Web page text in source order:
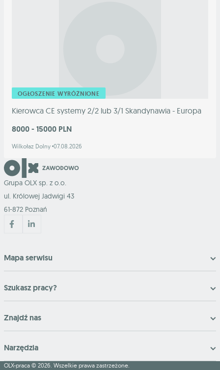
OGŁOSZENIE WYRÓŻNIONE
Kierowca CE systemy 2/2 lub 3/1 Skandynawia - Europa
8000 - 15000 PLN
Wilkołaz Dolny 07.08.2026
Grupa OLX sp. z o.o.
ul. Królowej Jadwigi 43
61-872 Poznań
Mapa serwisu
Szukasz pracy?
Znajdź nas
Narzędzia
OLX-praca © 2026. Wszelkie prawa zastrzeżone.